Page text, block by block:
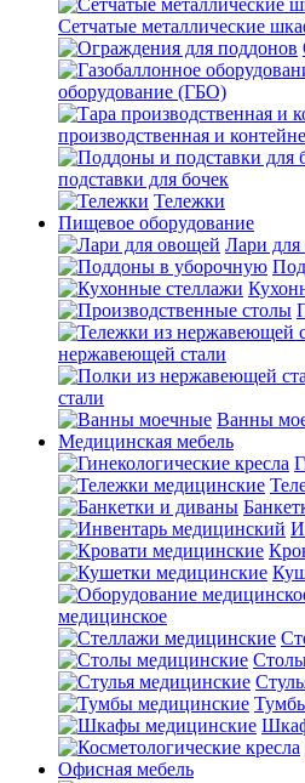
Сетчатые металлические
оборудование (ГБО)
производственная и
подставки для бочек
Тележки
Пищевое оборудование
Лари
нержавеющей стали
стали
Ванны
Медицинская мебель
медицинское
Офисная мебель